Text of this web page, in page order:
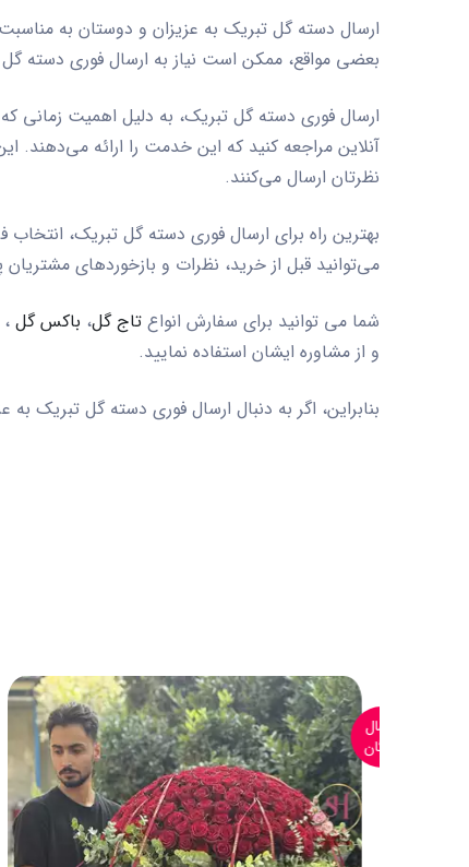
ارسال دسته گل تبریک به عزیزان و دوستان به
بعضی مواقع، ممکن است نیاز به ارسال فوری دسته
ارسال فوری دسته گل تبریک، به دلیل اهمیت زمانی
آنلاین مراجعه کنید که این خدمت را ارائه می‌دهند.
نظرتان ارسال می‌کنند.
بهترین راه برای ارسال فوری دسته گل تبریک،
می‌توانید قبل از خرید، نظرات و بازخوردهای
شما می توانید برای سفارش انواعتاج گل، باکس گل ،
و از مشاوره ایشان استفاده نمایید.
بنابراین، اگر به دنبال ارسال فوری دسته گل
ارسال
رایگان